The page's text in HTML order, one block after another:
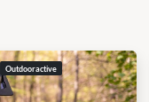
Outdooractive